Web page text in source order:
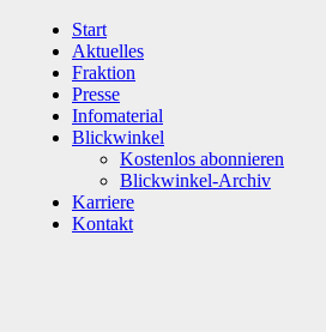
Start
Aktuelles
Fraktion
Presse
Infomaterial
Blickwinkel
Kostenlos abonnieren
Blickwinkel-Archiv
Karriere
Kontakt